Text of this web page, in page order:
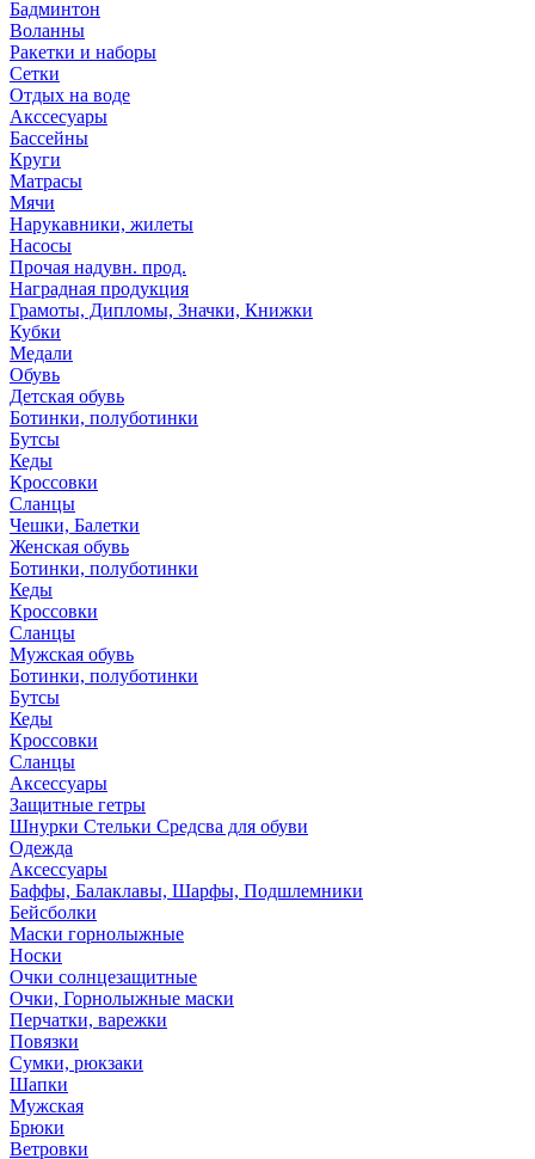
Бадминтон
Воланны
Ракетки и наборы
Сетки
Отдых на воде
Акссесуары
Бассейны
Круги
Матрасы
Мячи
Нарукавники, жилеты
Насосы
Прочая надувн. прод.
Наградная продукция
Грамоты, Дипломы, Значки, Книжки
Кубки
Медали
Обувь
Детская обувь
Ботинки, полуботинки
Бутсы
Кеды
Кроссовки
Сланцы
Чешки, Балетки
Женская обувь
Ботинки, полуботинки
Кеды
Кроссовки
Сланцы
Мужская обувь
Ботинки, полуботинки
Бутсы
Кеды
Кроссовки
Сланцы
Аксессуары
Защитные гетры
Шнурки Стельки Средсва для обуви
Одежда
Аксессуары
Баффы, Балаклавы, Шарфы, Подшлемники
Бейсболки
Маски горнолыжные
Носки
Очки солнцезащитные
Очки, Горнолыжные маски
Перчатки, варежки
Повязки
Сумки, рюкзаки
Шапки
Мужская
Брюки
Ветровки